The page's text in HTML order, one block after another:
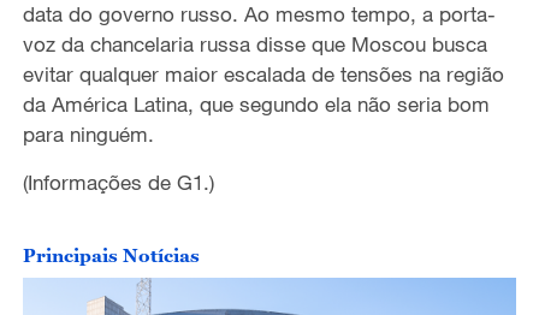
data do governo russo. Ao mesmo tempo, a porta-
voz da chancelaria russa disse que Moscou busca
evitar qualquer maior escalada de tensões na região
da América Latina, que segundo ela não seria bom
para ninguém.
(Informações de G1.)
Principais Notícias